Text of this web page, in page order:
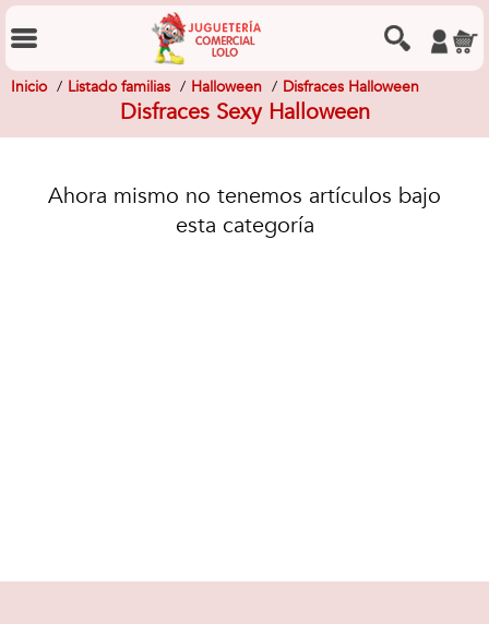
Inicio Listado familias Halloween Disfraces Halloween
Disfraces Sexy Halloween
Ahora mismo no tenemos artículos bajo
esta categoría